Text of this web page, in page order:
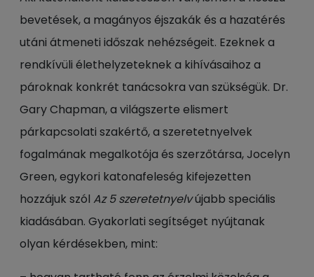
bevetések, a magányos éjszakák és a hazatérés
utáni átmeneti időszak nehézségeit. Ezeknek a
rendkívüli élethelyzeteknek a kihívásaihoz a
pároknak konkrét tanácsokra van szükségük. Dr.
Gary Chapman, a világszerte elismert
párkapcsolati szakértő, a szeretetnyelvek
fogalmának megalkotója és szerzőtársa, Jocelyn
Green, egykori katonafeleség kifejezetten
hozzájuk szól Az 5 szeretetnyelvújabb speciális
kiadásában. Gyakorlati segítséget nyújtanak
olyan kérdésekben, mint: